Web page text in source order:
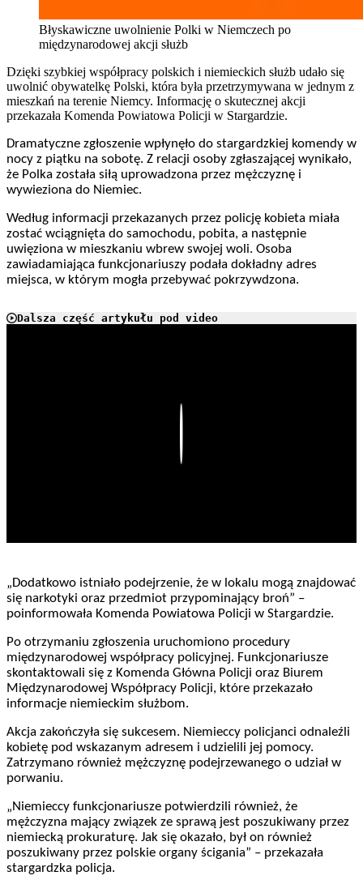
Błyskawiczne uwolnienie Polki w Niemczech po
międzynarodowej akcji służb
Dzięki szybkiej współpracy polskich i niemieckich służb udało się
uwolnić obywatelkę Polski, która była przetrzymywana w jednym z
mieszkań na terenie Niemcy. Informację o skutecznej akcji
przekazała Komenda Powiatowa Policji w Stargardzie.
Dramatyczne zgłoszenie wpłynęło do stargardzkiej komendy w
nocy z piątku na sobotę. Z relacji osoby zgłaszającej wynikało,
że Polka została siłą uprowadzona przez mężczyznę i
wywieziona do Niemiec.
Według informacji przekazanych przez policję kobieta miała
zostać wciągnięta do samochodu, pobita, a następnie
uwięziona w mieszkaniu wbrew swojej woli. Osoba
zawiadamiająca funkcjonariuszy podała dokładny adres
miejsca, w którym mogła przebywać pokrzywdzona.
Dalsza część artykułu pod video
„Dodatkowo istniało podejrzenie, że w lokalu mogą znajdować
się narkotyki oraz przedmiot przypominający broń” –
poinformowała Komenda Powiatowa Policji w Stargardzie.
Po otrzymaniu zgłoszenia uruchomiono procedury
międzynarodowej współpracy policyjnej. Funkcjonariusze
skontaktowali się z Komenda Główna Policji oraz Biurem
Międzynarodowej Współpracy Policji, które przekazało
informacje niemieckim służbom.
Akcja zakończyła się sukcesem. Niemieccy policjanci odnaleźli
kobietę pod wskazanym adresem i udzielili jej pomocy.
Zatrzymano również mężczyznę podejrzewanego o udział w
porwaniu.
„Niemieccy funkcjonariusze potwierdzili również, że
mężczyzna mający związek ze sprawą jest poszukiwany przez
niemiecką prokuraturę. Jak się okazało, był on również
poszukiwany przez polskie organy ścigania” – przekazała
stargardzka policja.